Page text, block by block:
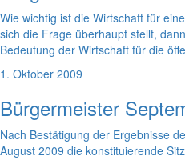
Wie wichtig ist die Wirtschaft für
sich die Frage überhaupt stellt,
Bedeutung der Wirtschaft für die
1. Oktober 2009
Bürgermeister
Nach Bestätigung der Ergebnisse
August 2009 die konstituierende